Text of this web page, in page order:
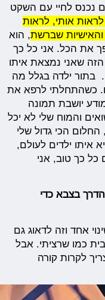
נכנס לחיי עם השקט
אותי, לראות
שברשת, הוא
את הכל. אני כל כך
שאני נמצאת איתו
בתור ילדה בגלל מה
כשהתחלתי לרפא את
יושבת תמונה
והמוח שלי לא יכל
הכי גדול שלי
איתו ילדים לעולם,
כך טוב, אני
בצבא כדי
אחד וזה לדאוג גם
כמו שרציתי. אבל
לקרות קורה